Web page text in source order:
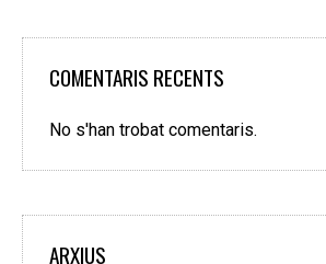
COMENTARIS RECENTS
No s'han trobat comentaris.
ARXIUS